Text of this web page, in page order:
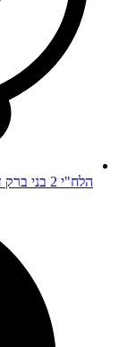
הלח"י 2 בני ברק דן דיזיין סנטר